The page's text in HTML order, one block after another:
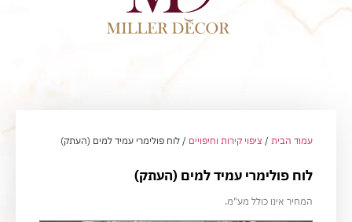
עמוד הבית / ציפוי קירות וחיפויים / לוח פולימרי עמיד למים (העתק)
לוח פולימרי עמיד למים (העתק)
המחיר אינו כולל מע"מ.